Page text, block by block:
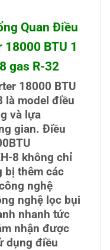
Quan Điều
BTU 1
gas R-32
18000 BTU
là model điều
và lựa
gian. Điều
8 không chỉ
bị thêm các
nghệ
nghệ lọc bụi
nhanh tức
nhận được
dụng điều